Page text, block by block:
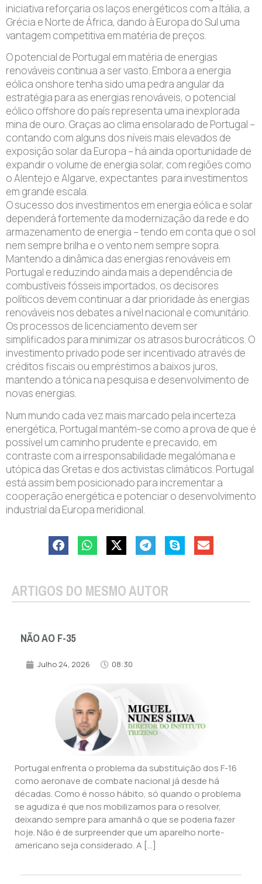
iniciativa reforçaria os laços energéticos com a Itália, a
Grécia e Norte de África, dando à Europa do Sul uma
vantagem competitiva em matéria de preços.
O potencial de Portugal em matéria de energias
renováveis continua a ser vasto. Embora a energia
eólica onshore tenha sido uma pedra angular da
estratégia para as energias renováveis, o potencial
eólico offshore do país representa uma inexplorada
mina de ouro. Graças ao clima ensolarado de Portugal –
contando com alguns dos níveis mais elevados de
exposição solar da Europa – há ainda oportunidade de
expandir o volume de energia solar, com regiões como
o Alentejo e Algarve, expectantes para investimentos
em grande escala.
O sucesso dos investimentos em energia eólica e solar
dependerá fortemente da modernização da rede e do
armazenamento de energia – tendo em conta que o sol
nem sempre brilha e o vento nem sempre sopra.
Mantendo a dinâmica das energias renováveis em
Portugal e reduzindo ainda mais a dependência de
combustíveis fósseis importados, os decisores
políticos devem continuar a dar prioridade às energias
renováveis nos debates a nível nacional e comunitário.
Os processos de licenciamento devem ser
simplificados para minimizar os atrasos burocráticos. O
investimento privado pode ser incentivado através de
créditos fiscais ou empréstimos a baixos juros,
mantendo a tónica na pesquisa e desenvolvimento de
novas energias.
Num mundo cada vez mais marcado pela incerteza
energética, Portugal mantém-se como a prova de que é
possível um caminho prudente e precavido, em
contraste com a irresponsabilidade megalómana e
utópica das Gretas e dos activistas climáticos. Portugal
está assim bem posicionado para incrementar a
cooperação energética e potenciar o desenvolvimento
industrial da Europa meridional.
ARTIGOS DO MESMO AUTOR
NÃO AO F-35
Julho 24, 2026 08:30
Portugal enfrenta o problema da substituição dos F-16
como aeronave de combate nacional já desde há
décadas. Como é nosso hábito, só quando o problema
se agudiza é que nos mobilizamos para o resolver,
deixando sempre para amanhã o que se poderia fazer
hoje. Não é de surpreender que um aparelho norte-
americano seja considerado. A […]